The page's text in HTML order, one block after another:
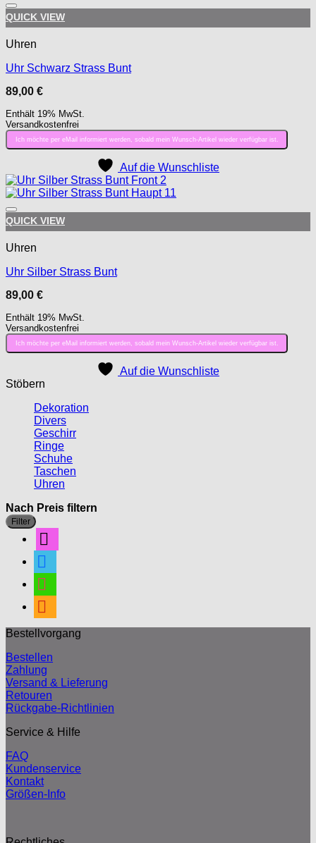
Auf die Wunschliste
QUICK VIEW
Uhren
Uhr Schwarz Strass Bunt
89,00 €
Enthält 19% MwSt.
Versandkostenfrei
Ich möchte per eMail informiert werden, sobald mein Wunsch-Artikel wieder verfügbar ist.
Auf die Wunschliste
Auf die Wunschliste
QUICK VIEW
Uhren
Uhr Silber Strass Bunt
89,00 €
Enthält 19% MwSt.
Versandkostenfrei
Ich möchte per eMail informiert werden, sobald mein Wunsch-Artikel wieder verfügbar ist.
Auf die Wunschliste
Stöbern
Dekoration
Divers
Geschirr
Ringe
Schuhe
Taschen
Uhren
Nach Preis filtern
Filter
mail
facebook
instagram
pinterest
Bestellvorgang
Bestellen
Zahlung
Versand & Lieferung
Retouren
Rückgabe-Richtlinien
Service & Hilfe
FAQ
Kundenservice
Kontakt
Größen-Info